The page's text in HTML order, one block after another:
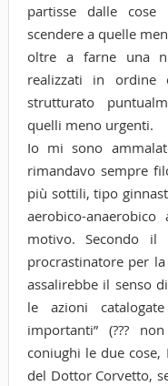
partisse dalle
scendere a quelle
oltre a farne una
realizzati in ordine
strutturato
quelli meno urgenti.
Io mi sono
rimandavo sempre
più sottili, tipo
aerobico-
motivo. Secondo il
procrastinatore per
assalirebbe il senso
le azioni
importanti” (???
coniughi le due cose,
del Dottor Corvetto,